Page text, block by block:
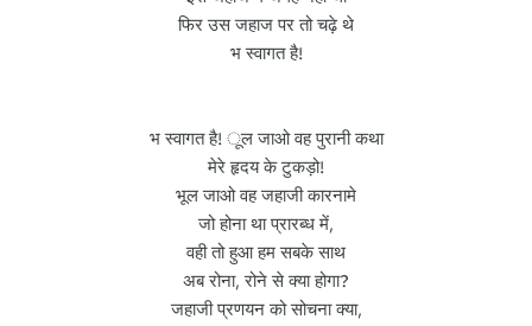
फिर उस जहाज पर तो चढ़े थे
भ स्वागत है!
भ स्वागत है! ूल जाओ वह पुरानी कथा
मेरे हृदय के टुकड़ो!
भूल जाओ वह जहाजी कारनामे
जो होना था प्रारब्ध में,
वही तो हुआ हम सबके साथ
अब रोना, रोने से क्या होगा?
जहाजी प्रणयन को सोचना क्या,